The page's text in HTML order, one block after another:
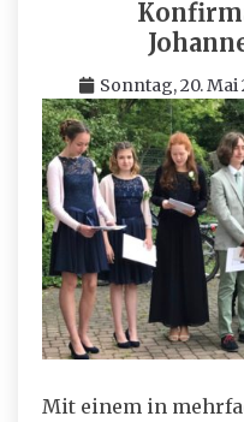
Sonntag, 20. Mai
Mit einem in